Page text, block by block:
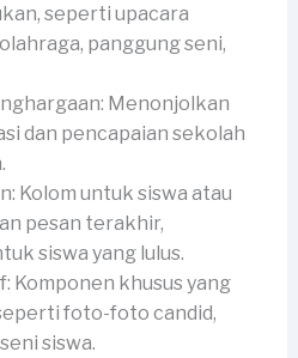
seperti upacara
panggung seni,
Menonjolkan
dan pencapaian sekolah
Kolom untuk siswa atau
pesan terakhir,
siswa yang lulus.
Komponen khusus yang
foto-foto candid,
siswa.